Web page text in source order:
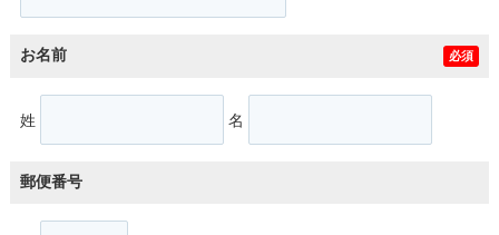
お名前 必須
姓 名
郵便番号